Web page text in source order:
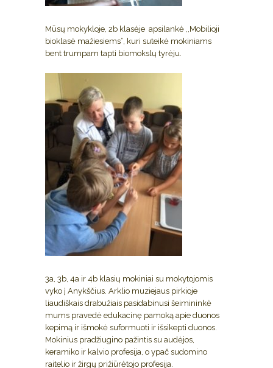
Mūsų mokykloje, 2b klasėje apsilankė ,,Mobilioji
bioklasė mažiesiems”, kuri suteikė mokiniams
bent trumpam tapti biomokslų tyrėju.
3a, 3b, 4a ir 4b klasių mokiniai su mokytojomis
vyko į Anykščius. Arklio muziejaus pirkioje
liaudiškais drabužiais pasidabinusi šeimininkė
mums pravedė edukacinę pamoką apie duonos
kepimą ir išmokė suformuoti ir išsikepti duonos.
Mokinius pradžiugino pažintis su audėjos,
keramiko ir kalvio profesija, o ypač sudomino
raitelio ir žirgų prižiūrėtojo profesija.